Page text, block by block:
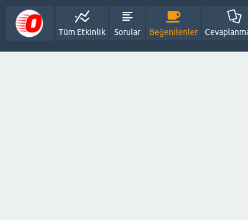
Tüm Etkinlik Sorular Beğenilenler